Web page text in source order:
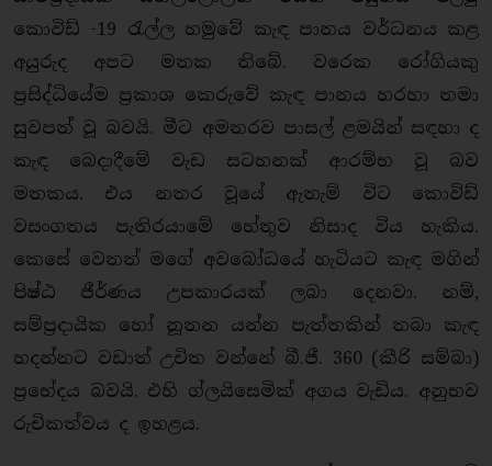
කොවිඩ් -19 රැල්ල හමුවේ කැඳ පානය වර්ධනය කළ
අයුරුද අපට මතක තිබේ. වරෙක රෝගියකු
ප්‍රසිද්ධියේම ප්‍රකාශ කෙරුවේ කැඳ පානය හරහා තමා
සුවපත් වූ බවයි. මීට අමතරව පාසල් ළමයින් සඳහා ද
කැඳ බෙදාදීමේ වැඩ සටහනක් ආරම්භ වූ බව
මතකය. එය නතර වූයේ ඇතැම් විට කොවිඩ්
වසංගතය පැතිරයාමේ හේතුව නිසාද විය හැකිය.
කෙසේ වෙතත් මගේ අවබෝධයේ හැටියට කැඳ මගින්
පිෂ්ඨ ජීර්ණය උපකාරයක් ලබා දෙනවා. නම්,
සම්ප්‍රදායික හෝ නූතන යන්න පැත්තකින් තබා කැඳ
හදන්නට වඩාත් උචිත වන්නේ බී.ජී. 360 (කීරි සම්බා)
ප්‍රභේදය බවයි. එහි ග්ලයිසෙමික් අගය වැඩිය. අනුභව
රුචිකත්වය ද ඉහළය.